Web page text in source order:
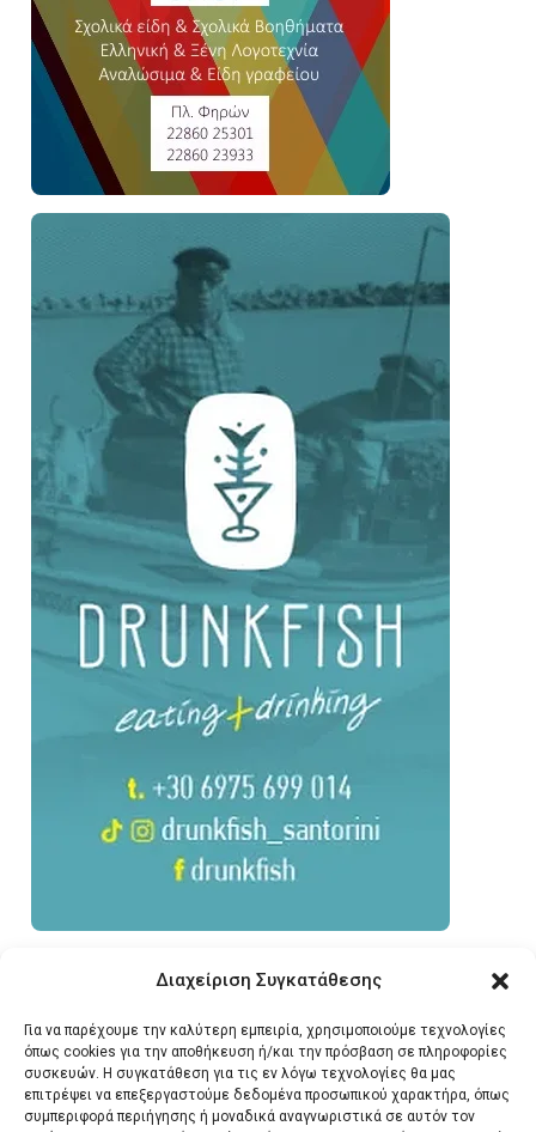
Διαχείριση Συγκατάθεσης
Για να παρέχουμε την καλύτερη εμπειρία, χρησιμοποιούμε τεχνολογίες
όπως cookies για την αποθήκευση ή/και την πρόσβαση σε πληροφορίες
συσκευών. Η συγκατάθεση για τις εν λόγω τεχνολογίες θα μας
επιτρέψει να επεξεργαστούμε δεδομένα προσωπικού χαρακτήρα, όπως
συμπεριφορά περιήγησης ή μοναδικά αναγνωριστικά σε αυτόν τον